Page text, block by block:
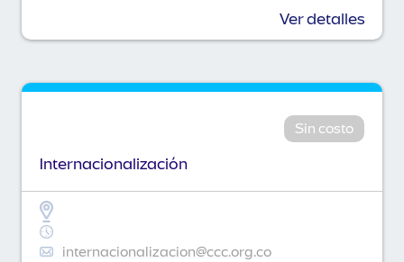
Ver detalles
Sin costo
Internacionalización
internacionalizacion@ccc.org.co